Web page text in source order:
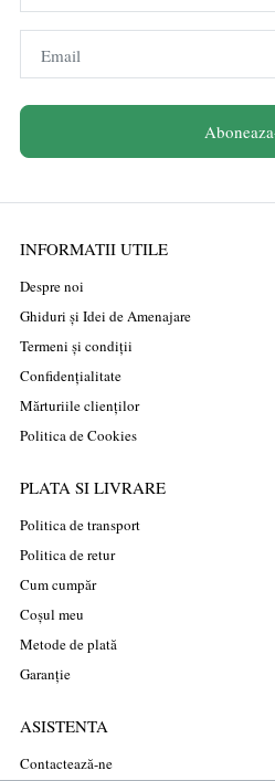
Email
INFORMATII UTILE
Despre noi
Ghiduri și Idei de Amenajare
Termeni și condiții
Confidențialitate
Mărturiile clienților
Politica de Cookies
PLATA SI LIVRARE
Politica de transport
Politica de retur
Cum cumpăr
Coșul meu
Metode de plată
Garanție
ASISTENTA
Contactează-ne